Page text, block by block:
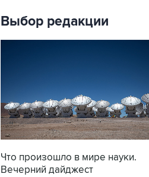
Выбор редакции
Что произошло в мире науки.
Вечерний дайджест